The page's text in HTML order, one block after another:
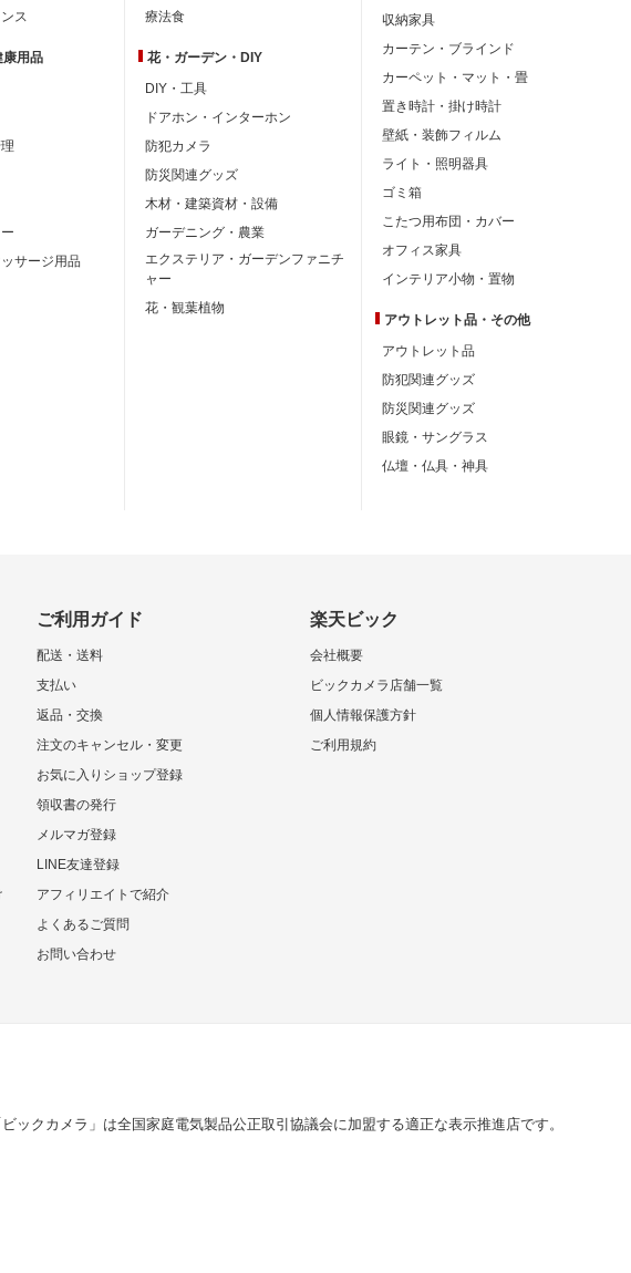
ス
康用品
サージ用品
療法食
花・ガーデン・DIY
DIY・工具
ドアホン・インターホン
防犯カメラ
防災関連グッズ
木材・建築資材・設備
ガーデニング・農業
エクステリア・ガーデンファニチ
ャー
花・観葉植物
収納家具
カーテン・ブラインド
カーペット・マット・畳
置き時計・掛け時計
壁紙・装飾フィルム
ライト・照明器具
ゴミ箱
こたつ用布団・カバー
オフィス家具
インテリア小物・置物
アウトレット品・ その他
アウトレット品
防犯関連グッズ
防災関連グッズ
眼鏡・サングラス
仏壇・仏具・神具
ご利用ガイド
配送・送料
支払い
返品・交換
注文のキャンセル・変更
お気に入りショップ登録
領収書の発行
メルマガ登録
LINE友達登録
アフィリエイトで紹介
よくあるご質問
お問い合わせ
楽天ビック
会社概要
ビックカメラ店舗一覧
個人情報保護方針
ご利用規約
ビックカメラ」は全国家庭電気製品公正取引協議会に加盟する適正な表示推進店です。